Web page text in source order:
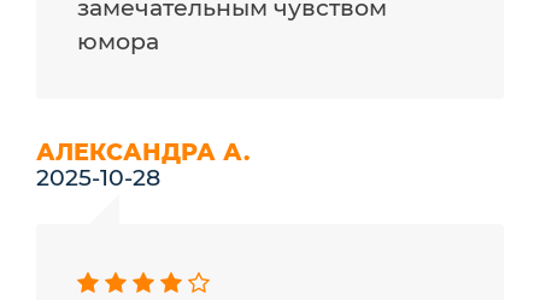
замечательным чувством
юмора
АЛЕКСАНДРА А.
2025-10-28